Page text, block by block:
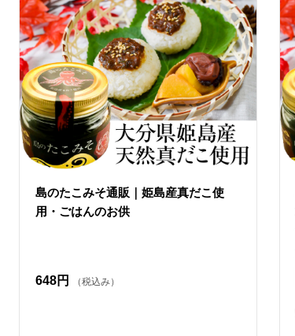
島のたこみそ通販｜姫島産真だこ使
用・ごはんのお供
648円 （税込み）